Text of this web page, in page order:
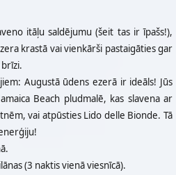
itāļu saldējumu (šeit tas ir īpašs!),
krastā vai vienkārši pastaigāties gar
Augustā ūdens ezerā ir ideāls! Jūs
Beach pludmalē, kas slavena ar
vai atpūsties Lido delle Bionde. Tā
(3 naktis vienā viesnīcā).